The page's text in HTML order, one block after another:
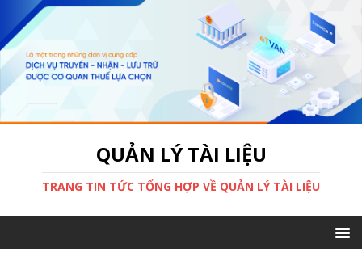
QUẢN LÝ TÀI LIỆU
TRANG TIN TỨC TỔNG HỢP VỀ QUẢN LÝ TÀI LIỆU